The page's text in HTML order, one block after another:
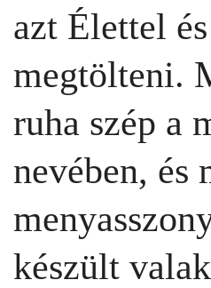
azt Élettel
megtölteni.
ruha szép a
nevében, és
készült